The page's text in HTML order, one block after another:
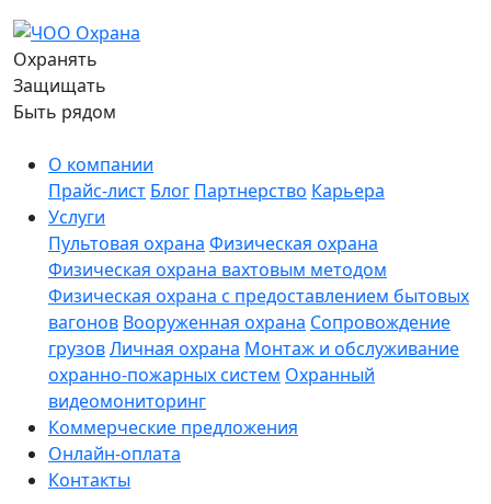
Охранять
Защищать
Быть рядом
О компании
Прайс-лист Блог Партнерство Карьера
Услуги
Пультовая охрана Физическая охрана
Физическая охрана вахтовым методом
Физическая охрана с предоставлением бытовых
вагонов Вооруженная охрана Сопровождение
грузовЛичная охрана Монтаж и обслуживание
охранно-пожарных систем Охранный
видеомониторинг
Коммерческие предложения
Онлайн-оплата
Контакты